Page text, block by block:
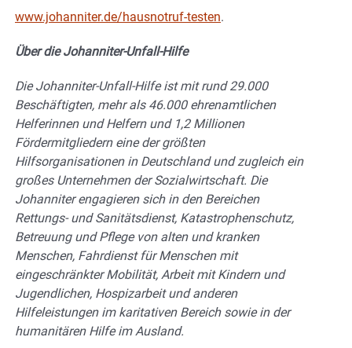
www.johanniter.de/hausnotruf-testen.
Über die Johanniter-Unfall-Hilfe
Die Johanniter-Unfall-Hilfe ist mit rund 29.000
Beschäftigten, mehr als 46.000 ehrenamtlichen
Helferinnen und Helfern und 1,2 Millionen
Fördermitgliedern eine der größten
Hilfsorganisationen in Deutschland und zugleich ein
großes Unternehmen der Sozialwirtschaft. Die
Johanniter engagieren sich in den Bereichen
Rettungs- und Sanitätsdienst, Katastrophenschutz,
Betreuung und Pflege von alten und kranken
Menschen, Fahrdienst für Menschen mit
eingeschränkter Mobilität, Arbeit mit Kindern und
Jugendlichen, Hospizarbeit und anderen
Hilfeleistungen im karitativen Bereich sowie in der
humanitären Hilfe im Ausland.